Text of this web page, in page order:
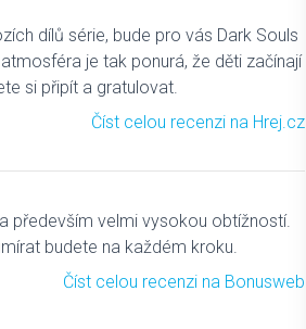
dílů série, bude pro vás Dark Souls
je tak ponurá, že děti začínají
si připít a gratulovat.
Číst celou recenzi na Hrej.cz
především velmi vysokou obtížností.
budete na každém kroku.
Číst celou recenzi na Bonusweb